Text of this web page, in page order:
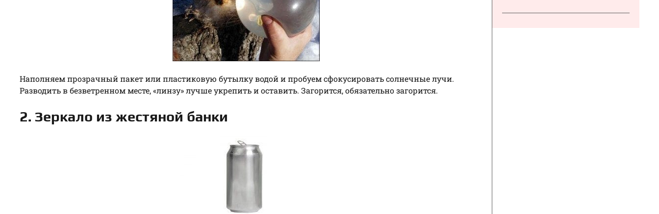
Наполняем прозрачный пакет или пластиковую бутылку водой и пробуем сфокусировать солнечные лучи.
Разводить в безветренном месте, «линзу» лучше укрепить и оставить. Загорится, обязательно загорится.
2. Зеркало из жестяной банки